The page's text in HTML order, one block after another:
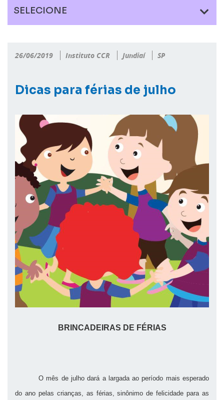
SELECIONE
26/06/2019 Instituto CCR Jundiaí SP
Dicas para férias de julho
BRINCADEIRAS DE FÉRIAS
O mês de julho dará a largada ao período mais esperado
do ano pelas crianças, as férias, sinônimo de felicidade para as